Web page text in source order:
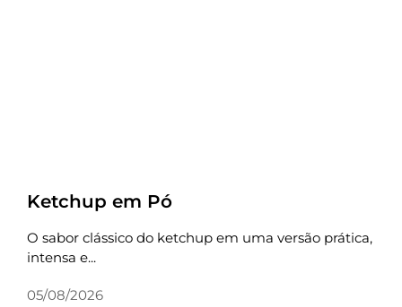
Ketchup em Pó
O sabor clássico do ketchup em uma versão prática,
intensa e...
05/08/2026